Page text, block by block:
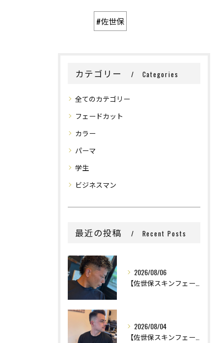
#佐世保
カテゴリー Categories
全てのカテゴリー
フェードカット
カラー
パーマ
学生
ビジネスマン
最近の投稿 Recent Posts
2026/08/06
2026/08/04